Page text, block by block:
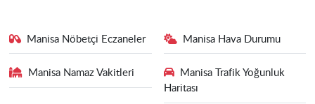
Manisa Nöbetçi Eczaneler Manisa Hava Durumu
Manisa Namaz Vakitleri
Manisa Trafik Yoğunluk
Haritası